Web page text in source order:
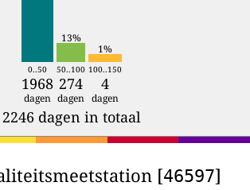
13%
1%
0..50 50..100 100..150
1968 274 4
dagen dagen dagen
2246 dagen in totaal
[46597]